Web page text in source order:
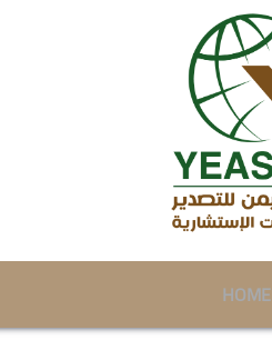
HOME